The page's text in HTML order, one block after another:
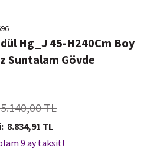
Hg_J 45-H240Cm Boy
Suntalam Gövde
TL
8.834,91 TL
9 ay taksit!